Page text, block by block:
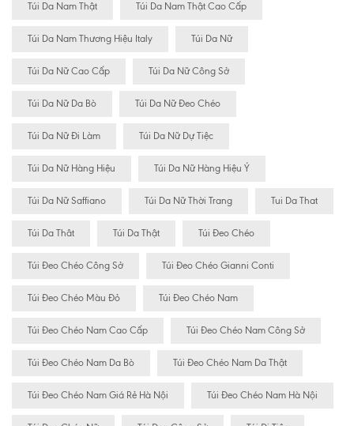
Túi Da Nam Thật Túi Da Nam Thật Cao Cấp
Túi Da Nam Thương Hiệu Italy Túi Da Nữ
Túi Da Nữ Cao Cấp Túi Da Nữ Công Sở
Túi Da Nữ Da Bò Túi Da Nữ Đeo Chéo
Túi Da Nữ Đi Làm Túi Da Nữ Dự Tiệc
Túi Da Nữ Hàng Hiệu Túi Da Nữ Hàng Hiệu Ý
Túi Da Nữ Saffiano Túi Da Nữ Thời Trang Tui Da That
Túi Da Thât Túi Da Thật Túi Đeo Chéo
Túi Đeo Chéo Công Sở Túi Đeo Chéo Gianni Conti
Túi Đeo Chéo Màu Đỏ Túi Đeo Chéo Nam
Túi Đeo Chéo Nam Cao Cấp Túi Đeo Chéo Nam Công Sở
Túi Đeo Chéo Nam Da Bò Túi Đeo Chéo Nam Da Thật
Túi Đeo Chéo Nam Giá Rẻ Hà Nội Túi Đeo Chéo Nam Hà Nội